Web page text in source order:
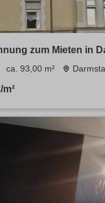
zum Mieten in
ca. 93,00 m²
m²